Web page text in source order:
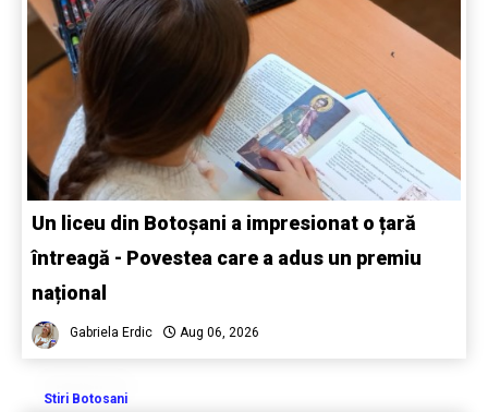
Un liceu din Botoșani a impresionat o țară
întreagă - Povestea care a adus un premiu
național
Gabriela Erdic Aug 06, 2026
Stiri Botosani